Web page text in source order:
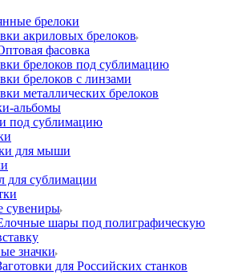
брелоки
акриловых брелоков
фасовка
брелоков под сублимацию
брелоков с линзами
металлических брелоков
альбомы
под сублимацию
для мыши
для сублимации
сувениры
шары под полиграфическую
значки
для Российских станков